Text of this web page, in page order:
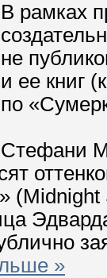
В рамках
не
и ее книг
по
Стефани
»